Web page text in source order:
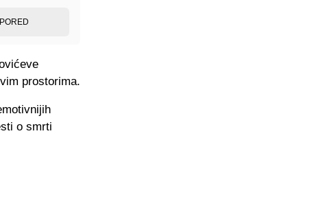
prostorima.
o smrti